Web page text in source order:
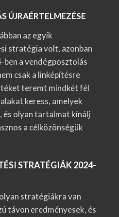
ÚJRAÉRTELMEZÉSE
az egyik
stratégia volt, azonban
a vendégposztolás
csak a linképítésre
teremt mindkét fél
keress, amelyek
és olyan tartalmat kínálj
a célközönségük
STRATÉGIÁK 2024-
stratégiákra van
távon eredményesek, és